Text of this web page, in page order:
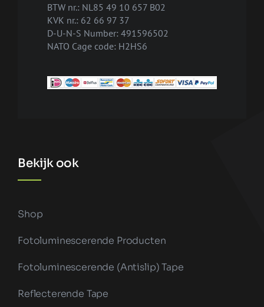
BTW nr.: NL85 49 10 657 B02
KVK nr.: 62 66 97 37
D-U-N-S Number: 491596502
NATO Cage code: H2HS6
Bekijk ook
Shop
Fotoluminescerende Producten
Fotoluminescerende (antislip) Tape
Reflecterende Tape